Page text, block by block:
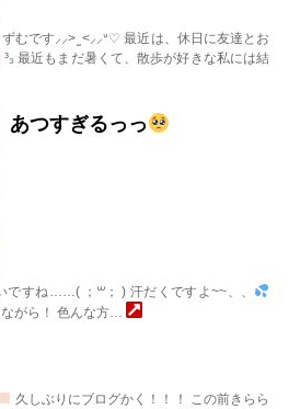
むです⸝⸝> ̫ <⸝⸝ᐡ♡ 最近は、休日に友達とお
³₃ 最近もまだ暑くて、散歩が好きな私には結
あつすぎるっっ
ですね……( ；꒳​； ) 汗だくですよ~~、、
がら！ 色んな方…
久しぶりにブログかく！！！ この前きらら